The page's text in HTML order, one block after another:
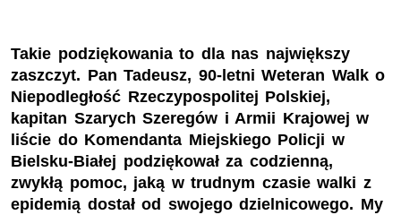
Takie podziękowania to dla nas największy
zaszczyt. Pan Tadeusz, 90-letni Weteran Walk o
Niepodległość Rzeczypospolitej Polskiej,
kapitan Szarych Szeregów i Armii Krajowej w
liście do Komendanta Miejskiego Policji w
Bielsku-Białej podziękował za codzienną,
zwykłą pomoc, jaką w trudnym czasie walki z
epidemią dostał od swojego dzielnicowego. My